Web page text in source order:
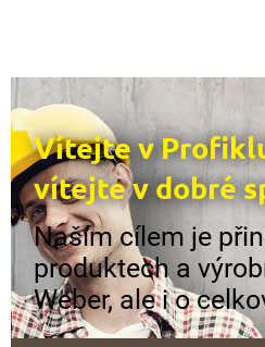
Vítejte v
vítejte v dobré
Naším cílem je
produktech a
Weber, ale i o